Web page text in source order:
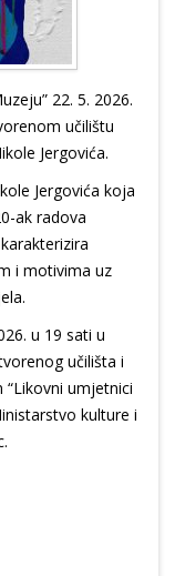
22. 5. 2026.
učilištu
Jergovića.
Jergovića koja
ak radova
i motivima uz
u 19 sati u
učilišta i
umjetnici
kulture i